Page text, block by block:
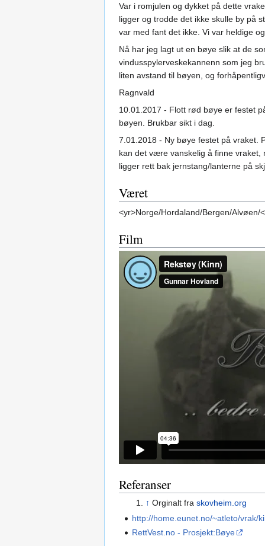
Var i romjulen og dykket på dette
ligger og trodde det ikke skulle by på
var med fant det ikke. Vi var heldige
Nå har jeg lagt ut en bøye slik at de
vindusspylerveskekannenn som jeg
liten avstand til bøyen, og
Ragnvald
10.01.2017 - Flott rød bøye er festet
bøyen. Brukbar sikt i dag.
7.01.2018 - Ny bøye festet på vraket.
kan det være vanskelig å finne vraket,
ligger rett bak jernstang/lanterne på
Været
<yr>Norge/Hordaland/Bergen/Alvøen/
Film
Referanser
↑ Orginalt fra skovheim.org
http://home.eunet.no/~atleto/vrak/
RettVest.no - Prosjekt:Bøye